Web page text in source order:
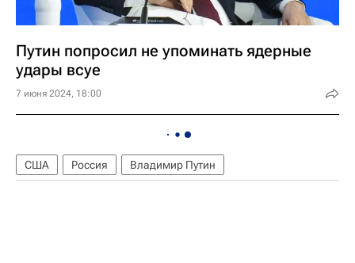
Путин попросил не упоминать ядерные
удары всуе
7 июня 2024, 18:00
США Россия Владимир Путин